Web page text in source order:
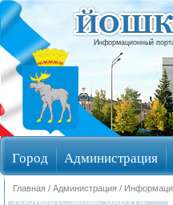
Информационный
Город Администрация
Избирательные округа
Главная / Администрация /